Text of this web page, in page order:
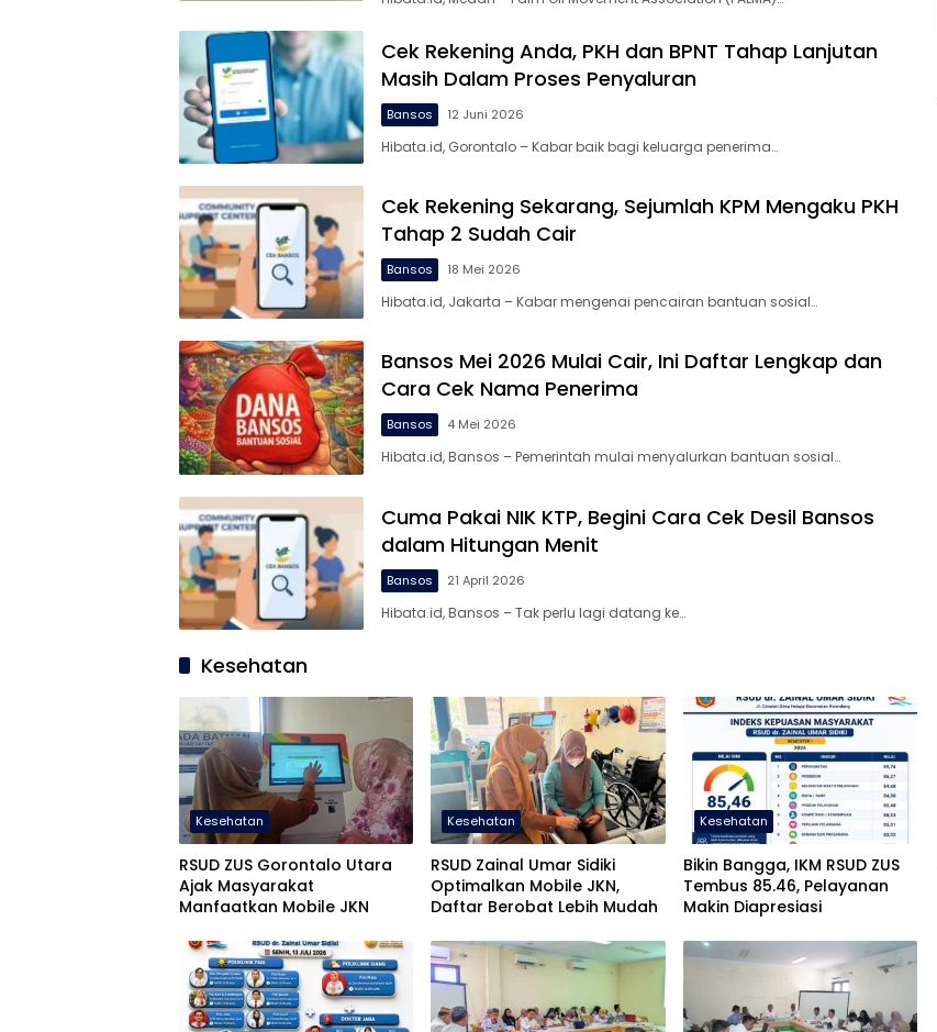
Cek Rekening Anda, PKH dan BPNT Tahap Lanjutan
Masih Dalam Proses Penyaluran
Bansos 12 Juni 2026
Hibata.id, Gorontalo – Kabar baik bagi keluarga penerima…
Cek Rekening Sekarang, Sejumlah KPM Mengaku PKH
Tahap 2 Sudah Cair
Bansos 18 Mei 2026
Hibata.id, Jakarta – Kabar mengenai pencairan bantuan sosial…
Bansos Mei 2026 Mulai Cair, Ini Daftar Lengkap dan
Cara Cek Nama Penerima
Bansos 4 Mei 2026
Hibata.id, Bansos – Pemerintah mulai menyalurkan bantuan sosial…
Cuma Pakai NIK KTP, Begini Cara Cek Desil Bansos
dalam Hitungan Menit
Bansos 21 April 2026
Hibata.id, Bansos – Tak perlu lagi datang ke…
Kesehatan
Kesehatan
RSUD ZUS Gorontalo Utara
Ajak Masyarakat
Manfaatkan Mobile JKN
Kesehatan
RSUD Zainal Umar Sidiki
Optimalkan Mobile JKN,
Daftar Berobat Lebih Mudah
Kesehatan
Bikin Bangga, IKM RSUD ZUS
Tembus 85.46, Pelayanan
Makin Diapresiasi